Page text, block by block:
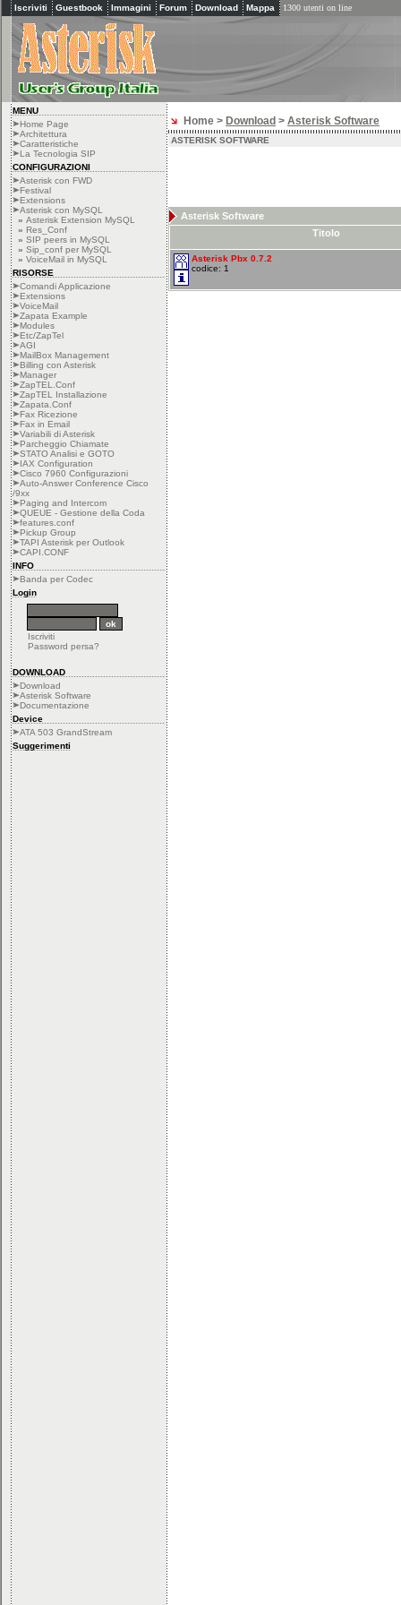
Iscriviti Guestbook Immagini Forum Download Mappa 1300 utenti on line
MENU
Home Page
Architettura
Caratteristiche
La Tecnologia SIP
CONFIGURAZIONI
Asterisk con FWD
Festival
Extensions
Asterisk con MySQL
» Asterisk Extension MySQL
» Res_Conf
» SIP peers in MySQL
» Sip_conf per MySQL
» VoiceMail in MySQL
RISORSE
Comandi Applicazione
Extensions
VoiceMail
Zapata Example
Modules
Etc/ZapTel
AGI
MailBox Management
Billing con Asterisk
Manager
ZapTEL.Conf
ZapTEL Installazione
Zapata.Conf
Fax Ricezione
Fax in Email
Variabili di Asterisk
Parcheggio Chiamate
STATO Analisi e GOTO
IAX Configuration
Cisco 7960 Configurazioni
Auto-Answer Conference Cisco
/9xx
Paging and Intercom
QUEUE - Gestione della Coda
features.conf
Pickup Group
TAPI Asterisk per Outlook
CAPI.CONF
INFO
Banda per Codec
Login
Iscriviti
Password persa?
DOWNLOAD
Download
Asterisk Software
Documentazione
Device
ATA 503 GrandStream
Suggerimenti
Home > Download > Asterisk Software
ASTERISK SOFTWARE
Asterisk Software
Titolo
Asterisk Pbx 0.7.2
codice: 1